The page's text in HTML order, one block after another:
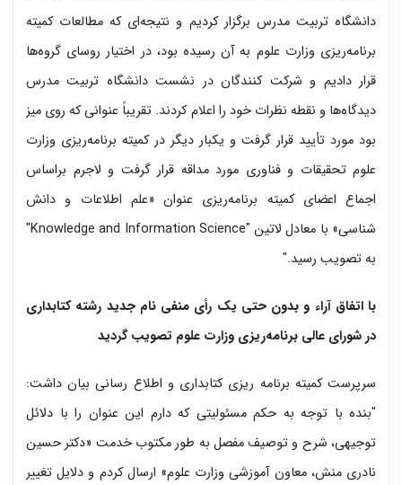
دانشگاه تربیت مدرس برگزار کردیم و نتیجه‌ای که مطالعات کمیته
برنامه‌ریزی وزارت علوم به آن رسیده بود، در اختیار روسای گروه‌ها
قرار دادیم و شرکت کنندگان در نشست دانشگاه تربیت مدرس
دیدگاه‌ها و نقطه نظرات خود را اعلام کردند. تقریباً عنوانی که روی میز
بود مورد تأیید قرار گرفت و یکبار دیگر در کمیته برنامه‌ریزی وزارت
علوم تحقیقات و فناوری مورد مداقه قرار گرفت و لاجرم براساس
اجماع اعضای کمیته برنامه‌ریزی عنوان «علم اطلاعات و دانش
شناسی» با معادل لاتین "Knowledge and Information Science"
به تصویب رسید."
با اتفاق آراء و بدون حتی یک رأی منفی نام جدید رشته کتابداری
در شورای عالی برنامه‌ریزی وزارت علوم تصویب گردید
سرپرست کميته برنامه ريزی کتابداری و اطلاع رسانی بیان داشت:
"بنده با توجه به حکم مسئولیتی که دارم این عنوان را با دلائل
توجیهی، شرح و توصیف مفصل به طور مکتوب خدمت «دکتر حسین
نادری منش، معاون آموزشی وزارت علوم» ارسال کردم و دلایل تغییر